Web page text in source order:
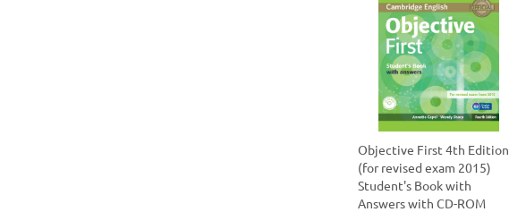
Objective First 4th Edition
(for revised exam 2015)
Student's Book with
Answers with CD-ROM